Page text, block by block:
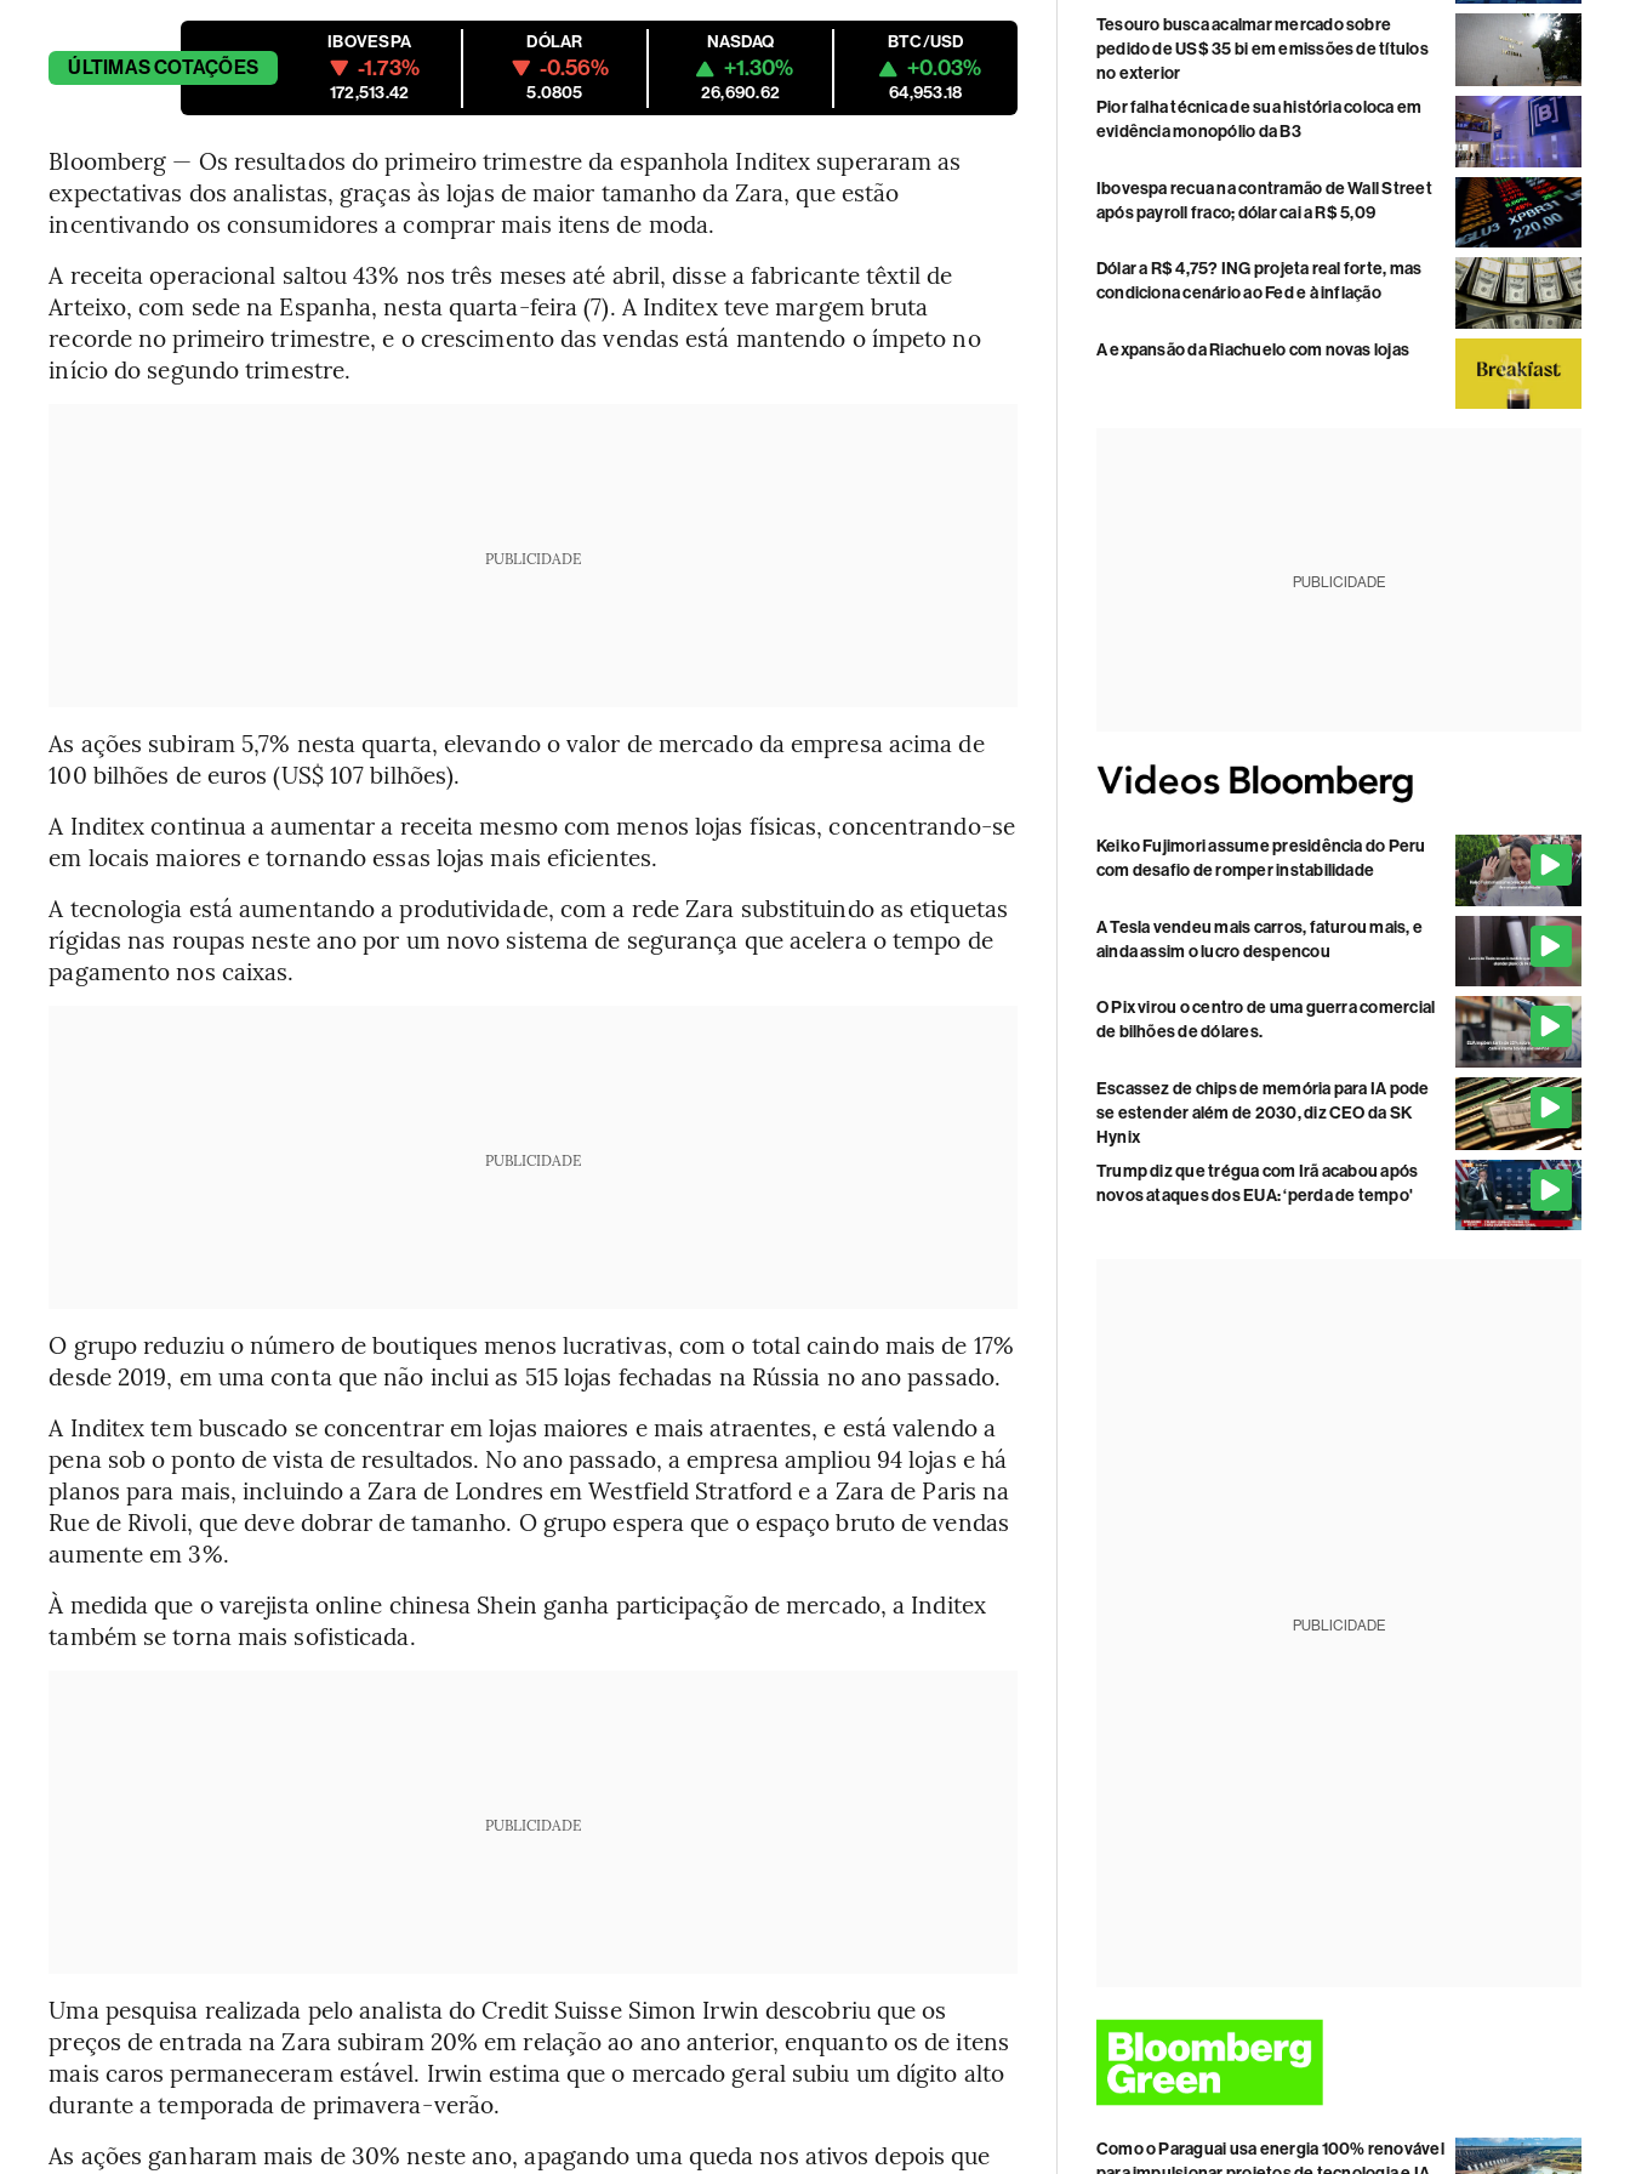
ÚLTIMASCOTAÇÕES
IBOVESPA
-1.73%
172,513.42
DÓLAR
-0.56%
5.0805
NASDAQ
+1.30%
26,690.62
BTC/USD
+0.03%
64,953.18
Bloomberg — Os resultados do primeiro trimestre da espanhola Inditex superaram as
expectativas dos analistas, graças às lojas de maior tamanho da Zara, que estão
incentivando os consumidores a comprar mais itens de moda.
A receita operacional saltou 43% nos três meses até abril, disse a fabricante têxtil de
Arteixo, com sede na Espanha, nesta quarta-feira (7). A Inditex teve margem bruta
recorde no primeiro trimestre, e o crescimento das vendas está mantendo o ímpeto no
início do segundo trimestre.
PUBLICIDADE
As ações subiram 5,7% nesta quarta, elevando o valor de mercado da empresa acima de
100 bilhões de euros (US$ 107 bilhões).
A Inditex continua a aumentar a receita mesmo com menos lojas físicas, concentrando-se
em locais maiores e tornando essas lojas mais eficientes.
A tecnologia está aumentando a produtividade, com a rede Zara substituindo as etiquetas
rígidas nas roupas neste ano por um novo sistema de segurança que acelera o tempo de
pagamento nos caixas.
PUBLICIDADE
O grupo reduziu o número de boutiques menos lucrativas, com o total caindo mais de 17%
desde 2019, em uma conta que não inclui as 515 lojas fechadas na Rússia no ano passado.
A Inditex tem buscado se concentrar em lojas maiores e mais atraentes, e está valendo a
pena sob o ponto de vista de resultados. No ano passado, a empresa ampliou 94 lojas e há
planos para mais, incluindo a Zara de Londres em Westfield Stratford e a Zara de Paris na
Rue de Rivoli, que deve dobrar de tamanho. O grupo espera que o espaço bruto de vendas
aumente em 3%.
À medida que o varejista online chinesa Shein ganha participação de mercado, a Inditex
também se torna mais sofisticada.
PUBLICIDADE
Uma pesquisa realizada pelo analista do Credit Suisse Simon Irwin descobriu que os
preços de entrada na Zara subiram 20% em relação ao ano anterior, enquanto os de itens
mais caros permaneceram estável. Irwin estima que o mercado geral subiu um dígito alto
durante a temporada de primavera-verão.
As ações ganharam mais de 30% neste ano, apagando uma queda nos ativos depois que
Tesouro busca acalmar mercado sobre
pedido de US$ 35 bi em emissões de títulos
no exterior
Pior falha técnica de sua história coloca em
evidência monopólio da B3
Ibovespa recua na contramão de Wall Street
após payroll fraco; dólar cai a R$ 5,09
Dólar a R$ 4,75? ING projeta real forte, mas
condiciona cenário ao Fed e à inflação
A expansão da Riachuelo com novas lojas
PUBLICIDADE
Keiko Fujimori assume presidência do Peru
com desafio de romper instabilidade
A Tesla vendeu mais carros, faturou mais, e
ainda assim o lucro despencou
O Pix virou o centro de uma guerra comercial
de bilhões de dólares.
Escassez de chips de memória para IA pode
se estender além de 2030, diz CEO da SK
Hynix
Trump diz que trégua com Irã acabou após
novos ataques dos EUA: ‘perda de tempo'
PUBLICIDADE
Como o Paraguai usa energia 100% renovável